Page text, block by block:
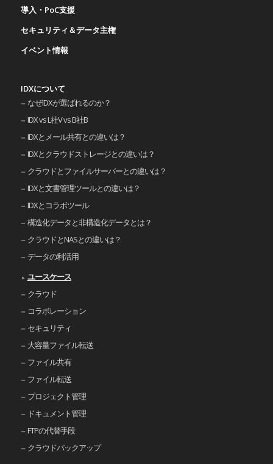
導入・PoC支援
セキュリティ＆データ主権
イベント情報
IDXについて
なぜIDXが選ばれるのか？
IDX vs L社V vs B社B
IDXとメール共有との違いは？
IDXとクラウドストレージとの違いは？
クラウドとファイルサーバーとの違いは？
IDXと文書管理ツールとの違いは？
IDXとコラボツール
構造化データと非構造化データとは？
クラウドとNASとの違いは？
データの利活用
ユースケース
クラウド
コラボレーション
セキュリティ
大容量ファイル転送
ファイル共有
ファイル転送
プロジェクト管理
ドキュメント管理
FTPの代替手段
クラウドバックアップ